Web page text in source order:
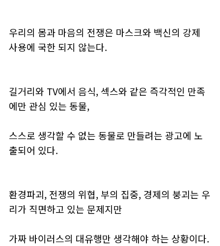
우리의 몸과 마음의 전쟁은 마스크와 백신의 강제
사용에 국한 되지 않는다.
길거리와 TV에서 음식, 섹스와 같은 즉각적인 만족
에만 관심 있는 동물,
스스로 생각할 수 없는 동물로 만들려는 광고에 노
출되어 있다.
환경파괴, 전쟁의 위협, 부의 집중, 경제의 붕괴는 우
리가 직면하고 있는 문제지만
가짜 바이러스의 대유행만 생각해야 하는 상황이다.